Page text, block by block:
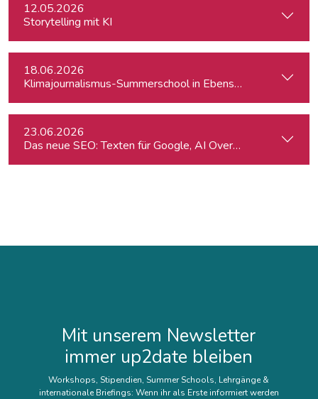
12.05.2026
Storytelling mit KI
18.06.2026
Klimajournalismus-Summerschool in Ebensee
23.06.2026
Das neue SEO: Texten für Google, AI Overviews, ChatGPT
Mit unserem Newsletter
immer up2date bleiben
Workshops, Stipendien, Summer Schools, Lehrgänge &
internationale Briefings: Wenn ihr als Erste informiert werden